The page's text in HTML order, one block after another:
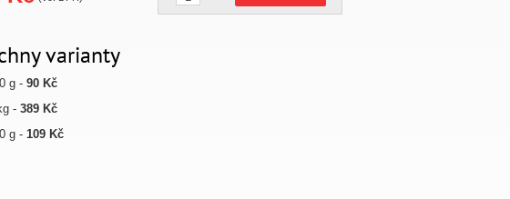
varianty
g -90 Kč
-389 Kč
g -109 Kč